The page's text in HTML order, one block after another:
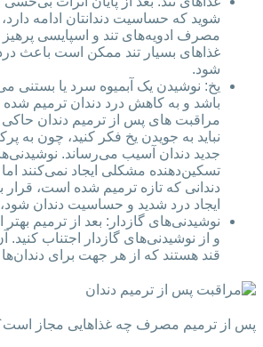
شوید که حساسیت دندانتان ادامه دارد،
مصرف ادویه‌های تند و اسپایسی
غذاهای بسیار تند ممکن است باعث
شود.
یخ: نوشیدن یک آبمیوه سرد یا بستنی
باشد و به کاهش درد دندان ترمیم
مراقبت‌ های پس از ترمیم دندان حاکی
نباید به جویدن یخ فکر کنید، چون به
جدید دندان آسیب می‌رساند.
تسکین‌دهنده مشکلی ایجاد نمی‌کنند
دندانی که تازه ترمیم شده است، قرار
ایجاد درد شدید و حساسیت دندان
نوشیدنی‌های گازدار: بعد از ترمیم
و از نوشیدنی‌های گازدار اجتناب کنید.
قند هستند که از هر جهت برای
پس از ترمیم مصرف چه غذاهایی مجاز